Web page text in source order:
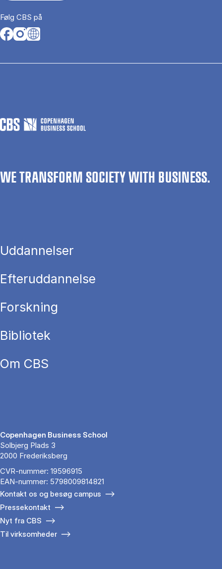
Følg CBS på
Opens in a new tab
Opens in a new tab
Opens in a new tab
WE TRANSFORM SOCIETY WITH BUSINESS.
Uddannelser
Efteruddannelse
Forskning
Bibliotek
Om CBS
Copenhagen Business School
Solbjerg Plads 3
2000 Frederiksberg
CVR-nummer: 19596915
EAN-nummer: 5798009814821
Kontakt os og besøg campus
Pressekontakt
Nyt fra CBS
Til virksomheder